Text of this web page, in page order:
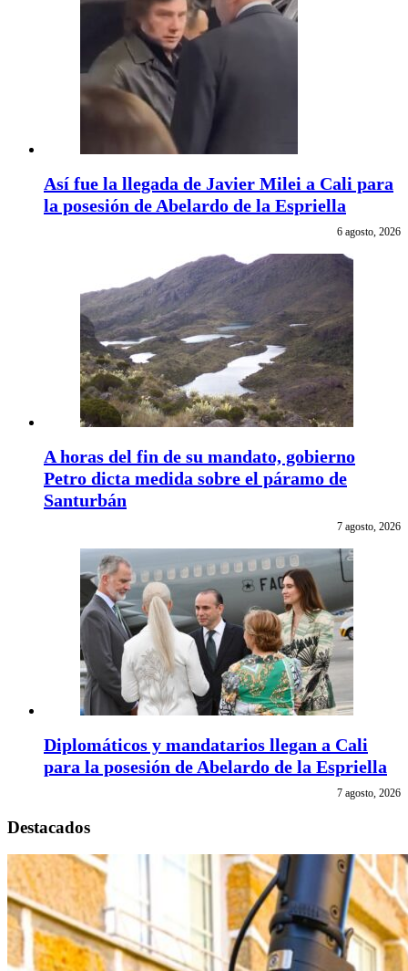
Así fue la llegada de Javier Milei a Cali para
la posesión de Abelardo de la Espriella
6 agosto, 2026
A horas del fin de su mandato, gobierno
Petro dicta medida sobre el páramo de
Santurbán
7 agosto, 2026
Diplomáticos y mandatarios llegan a Cali
para la posesión de Abelardo de la Espriella
7 agosto, 2026
Destacados